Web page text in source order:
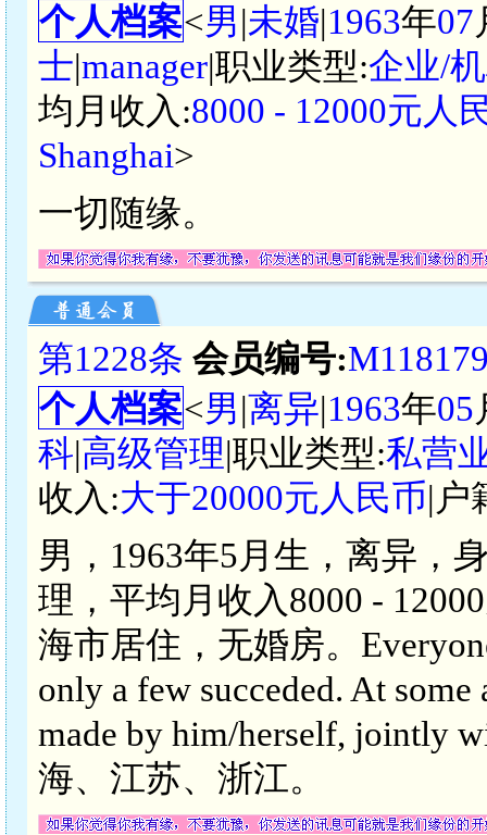
个人档案<男|未婚|1963年07
士|manager|职业类型:企业/
均月收入:8000 - 12000元人
Shanghai>
一切随缘。
第1228条 会员编号:
个人档案<男|离异|1963年05
科|高级管理|职业类型:私营
收入:大于20000元人民币|户
男，1963年5月生，离异，
理，平均月收入8000 -
海市居住，无婚房。
only a few succeded. At
made by him/herself, jointly
海、江苏、浙江。